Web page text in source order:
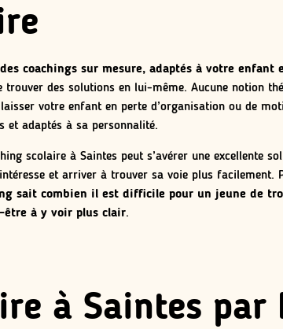
coachings sur mesure, adaptés à votre enfant
trouver des solutions en lui-même. Aucune notion
votre enfant en perte d’organisation ou de
et adaptés à sa personnalité.
scolaire à Saintes peut s’avérer une excellente
et arriver à trouver sa voie plus facilement.
sait combien il est difficile pour un jeune de
être à y voir plus clair.
à Saintes par